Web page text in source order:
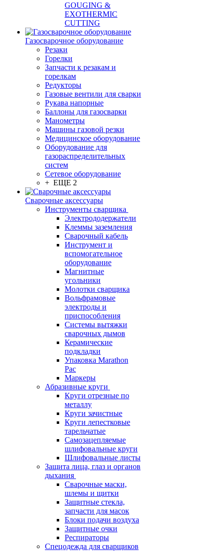
GOUGING &
EXOTHERMIC
CUTTING
Газосварочное оборудование
Резаки
Горелки
Запчасти к резакам и
горелкам
Редукторы
Газовые вентили для сварки
Рукава напорные
Баллоны для газосварки
Манометры
Машины газовой резки
Медицинское оборудование
Оборудование для
газораспределительных
систем
Сетевое оборудование
+ ЕЩЕ 2
Сварочные аксессуары
Инструменты сварщика
Электрододержатели
Клеммы заземления
Сварочный кабель
Инструмент и
вспомогательное
оборудование
Магнитные
угольники
Молотки сварщика
Вольфрамовые
электроды и
приспособления
Системы вытяжки
сварочных дымов
Керамические
подкладки
Упаковка Marathon
Pac
Маркеры
Абразивные круги
Круги отрезные по
металлу
Круги зачистные
Круги лепестковые
тарельчатые
Самозацепляемые
шлифовальные круги
Шлифовальные листы
Защита лица, глаз и органов
дыхания
Сварочные маски,
шлемы и щитки
Защитные стекла,
запчасти для масок
Блоки подачи воздуха
Защитные очки
Респираторы
Спецодежда для сварщиков